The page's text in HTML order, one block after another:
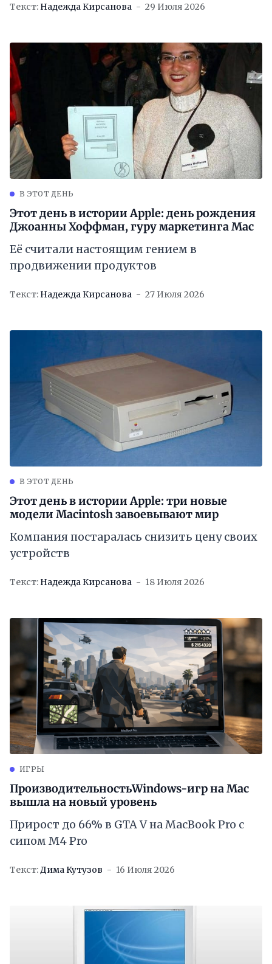
Текст: Надежда Кирсанова 29 Июля 2026
В ЭТОТ ДЕНЬ
Этот день в истории Apple: день рождения
Джоанны Хоффман, гуру маркетинга Mac
Её считали настоящим гением в
продвижении продуктов
Текст: Надежда Кирсанова 27 Июля 2026
В ЭТОТ ДЕНЬ
Этот день в истории Apple: три новые
модели Macintosh завоевывают мир
Компания постаралась снизить цену своих
устройств
Текст: Надежда Кирсанова 18 Июля 2026
ИГРЫ
ПроизводительностьWindows-игр на Mac
вышла на новый уровень
Прирост до 66% в GTA V на MacBook Pro с
сипом M4 Pro
Текст:Дима Кутузов 16 Июля 2026